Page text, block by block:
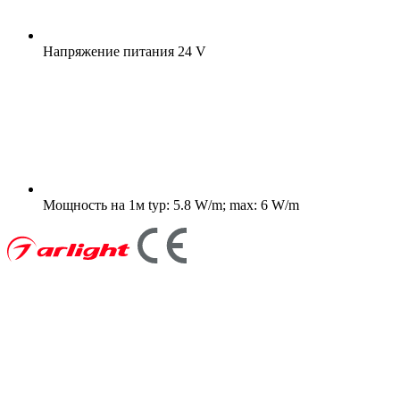
Напряжение питания 24 V
Мощность на 1м typ: 5.8 W/m; max: 6 W/m